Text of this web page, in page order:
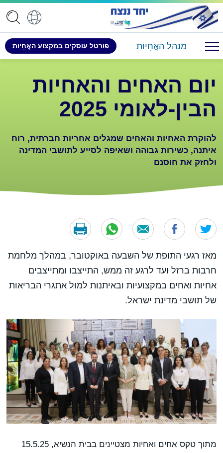
מנהל האֲחָיוּת פורטל ​​עוסקים במקצוע האֲחָיוּת
יום האחים והאחיות
הבין-לאומי 2025
להוקרת האחיות והאחים שמגלים אחריות חברתית, רוח
איתנה, כשירות גבוהה ושאיפה לסייע לתושבי המדינה
ולחזק את חוסנם
מאז רגעי התופת של השבעה באוקטובר, במהלך מלחמת
חרבות ברזל ועד לרגע זה ממש, התייצבו ומתייצבים
אחיות ואחים במקצועיות ובאיתנות למול אתגרי הבריאות
של תושבי מדינת ישראל.
מתוך טקס אחים ואחיות מצטיינים בבית הנשיא, 15.5.25